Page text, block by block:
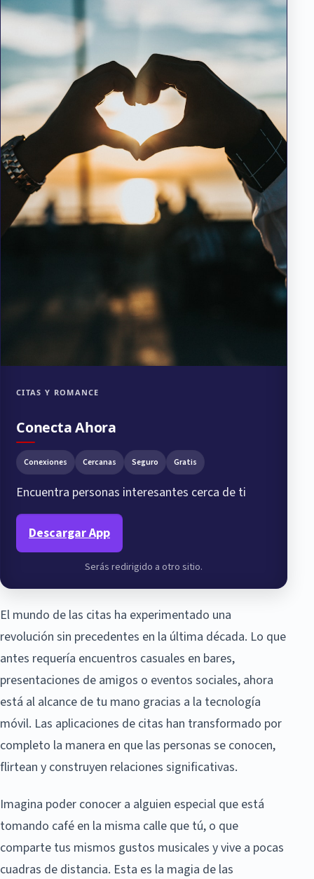
CITAS Y ROMANCE
Conecta Ahora
Conexiones Cercanas Seguro Gratis
Encuentra personas interesantes cerca de ti
Descargar App
Serás redirigido a otro sitio.
El mundo de las citas ha experimentado una
revolución sin precedentes en la última década. Lo que
antes requería encuentros casuales en bares,
presentaciones de amigos o eventos sociales, ahora
está al alcance de tu mano gracias a la tecnología
móvil. Las aplicaciones de citas han transformado por
completo la manera en que las personas se conocen,
flirtean y construyen relaciones significativas.
Imagina poder conocer a alguien especial que está
tomando café en la misma calle que tú, o que
comparte tus mismos gustos musicales y vive a pocas
cuadras de distancia. Esta es la magia de las